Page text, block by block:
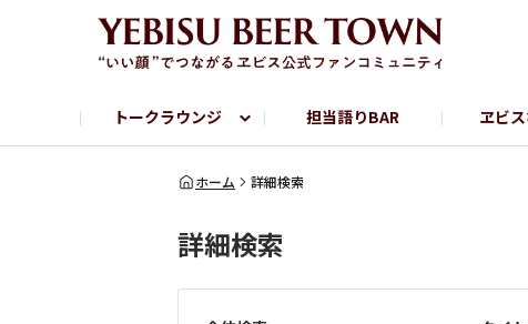
トークラウンジ
フリートーク
担当語りBAR ヱビ
ヱビス提供店情報
ヱビスブランドサイト
サッポロビール公式Instagram
ホーム 詳細検索
詳細検索